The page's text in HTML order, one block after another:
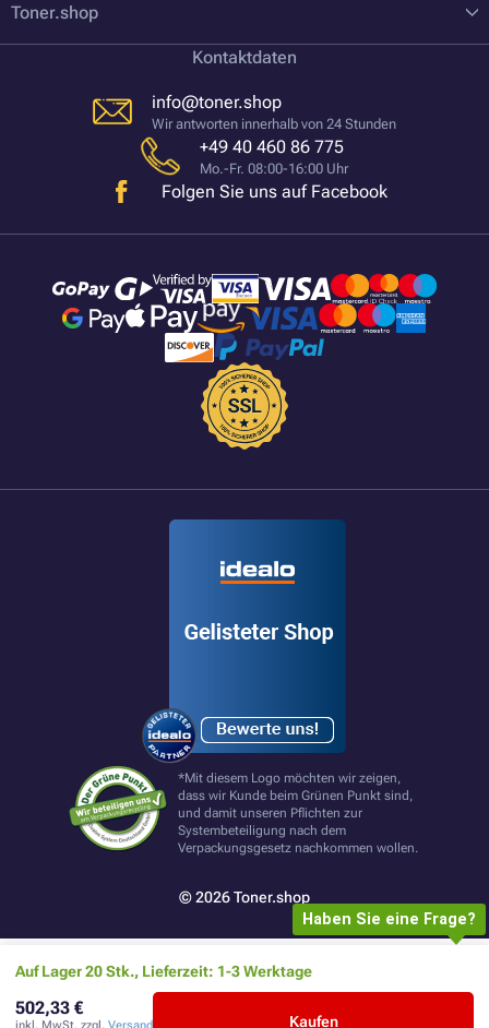
Auf Lager 20 Stk., Lieferzeit: 1-3 Werktage
502,33 €
Kaufen
Toner.shop
Kontaktdaten
info@toner.shop
Wir antworten innerhalb von 24 Stunden
+49 40 460 86 775
Mo.-Fr. 08:00-16:00 Uhr
Folgen Sie uns auf Facebook
*Mit diesem Logo möchten wir zeigen,
dass wir Kunde beim Grünen Punkt sind,
und damit unseren Pflichten zur
Systembeteiligung nach dem
Verpackungsgesetz nachkommen wollen.
© 2026 Toner.shop
Haben Sie eine Frage?